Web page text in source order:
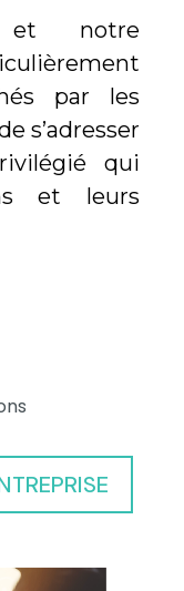
et notre
par les
s’adresser
qui
et leurs